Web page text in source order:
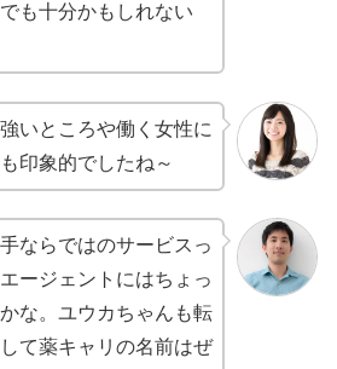
も十分かもしれない
いところや働く女性に
印象的でしたね～
ならではのサービスっ
ージェントにはちょっ
な。ユウカちゃんも転
て薬キャリの名前はぜ